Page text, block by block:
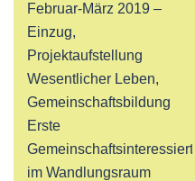
Februar-März 2019 –
Einzug,
Projektaufstellung
Wesentlicher Leben,
Gemeinschaftsbildung
Erste
Gemeinschaftsinteressierte
im Wandlungsraum